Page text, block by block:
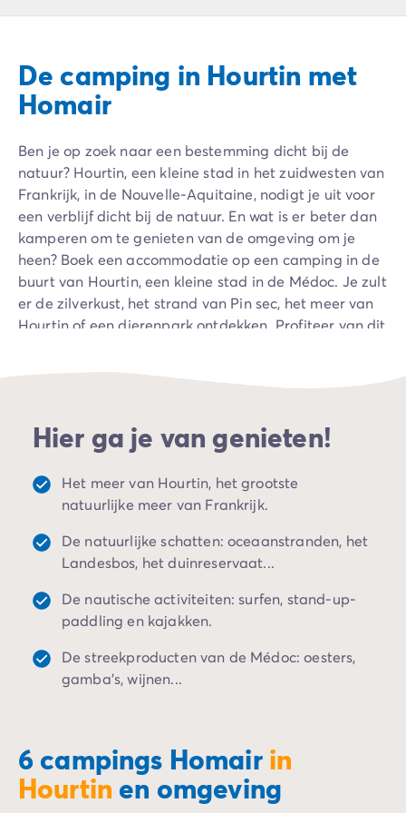
Camping Annecy
Camping Italië
Camping Emilia Romagna
Camping Rome
Camping Lombardije
Camping Gardameer
Camping Peschiera Del Garda
Camping Lago Maggiore
Camping Puglia
Camping Sardinië
Camping Toscane
Camping Florence
Camping Venetië
Camping Cantabrië
Camping San Sebastian
Camping Portugal
Camping Algarve
Camping Nederland
Camping Friesland
Camping Gelderland
Camping Arnhem
Camping Betuwe
Camping Nijmegen
Camping Veluwe
Camping Overijssel
Camping Hardenberg
De camping in Hourtin met
Homair
Ben je op zoek naar een bestemming dicht bij de
natuur? Hourtin, een kleine stad in het zuidwesten van
Frankrijk, in de Nouvelle-Aquitaine, nodigt je uit voor
een verblijf dicht bij de natuur. En wat is er beter dan
kamperen om te genieten van de omgeving om je
heen? Boek een accommodatie op een camping in de
buurt van Hourtin, een kleine stad in de Médoc. Je zult
er de zilverkust, het strand van Pin sec, het meer van
Hourtin of een dierenpark ontdekken. Profiteer van dit
Bordeaux te ontdekken, die in de buurt liggen.
Hier ga je van genieten!
Het meer van Hourtin, het grootste
natuurlijke meer van Frankrijk.
De natuurlijke schatten: oceaanstranden, het
Landesbos, het duinreservaat...
De nautische activiteiten: surfen, stand-up-
paddling en kajakken.
De streekproducten van de Médoc: oesters,
gamba's, wijnen...
6 campings Homair in
Hourtin en omgeving